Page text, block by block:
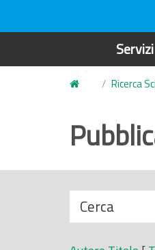
i
Servizi
Ricerca
N
a
s
Cerca